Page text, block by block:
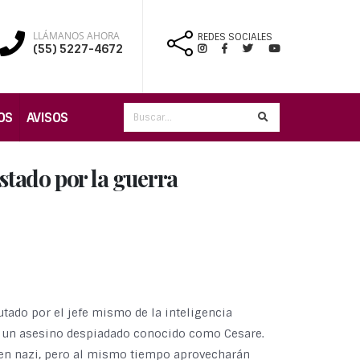
LLÁMANOS AHORA
(55) 5227-4672
REDES SOCIALES
AVISOS
por la guerra
por el jefe mismo de la inteligencia
asesino despiadado conocido como Cesare.
nazi, pero al mismo tiempo aprovecharán